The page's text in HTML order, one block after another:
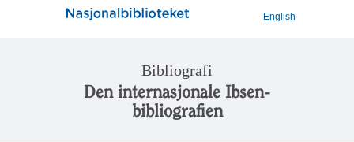
English
Bibliografi
Den internasjonale Ibsen-
bibliografien